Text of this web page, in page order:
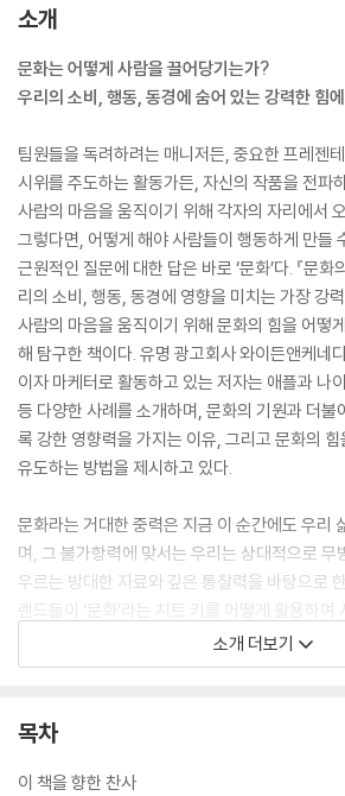
소개
문화는 어떻게 사람을 끌어당기는가?
우리의 소비, 행동, 동경에 숨어 있는 강력한 힘
팀원들을 독려하려는 매니저든, 중요한 프레젠
시위를 주도하는 활동가든, 자신의 작품을 전파
사람의 마음을 움직이기 위해 각자의 자리에서
그렇다면, 어떻게 해야 사람들이 행동하게 만들
근원적인 질문에 대한 답은 바로 ‘문화’다. 『문화
리의 소비, 행동, 동경에 영향을 미치는 가장 강
사람의 마음을 움직이기 위해 문화의 힘을 어떻
해 탐구한 책이다. 유명 광고회사 와이든앤케네
이자 마케터로 활동하고 있는 저자는 애플과 나
등 다양한 사례를 소개하며, 문화의 기원과 더불
록 강한 영향력을 가지는 이유, 그리고 문화의
유도하는 방법을 제시하고 있다.
문화라는 거대한 중력은 지금 이 순간에도 우리
며, 그 불가항력에 맞서는 우리는 상대적으로 무
우르는 방대한 자료와 깊은 통찰력을 바탕으로
랜드들이 ‘문화’라는 치트 키를 어떻게 활용하
포착함과 동시에 집단의 변화를 불러일으키는
제공한다. 마케터, 콘텐츠 제작자, 관리자, 정치
소개 더보기
목차
이 책을 향한 찬사